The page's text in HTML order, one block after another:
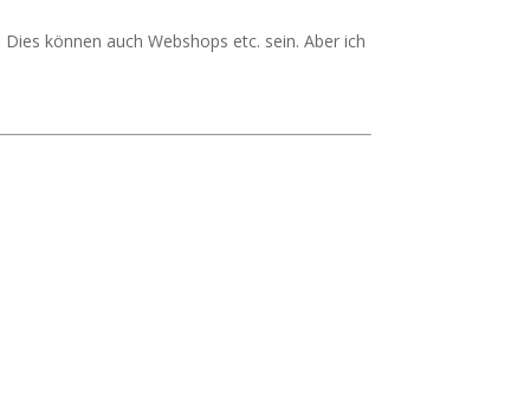
können auch Webshops etc. sein. Aber ich